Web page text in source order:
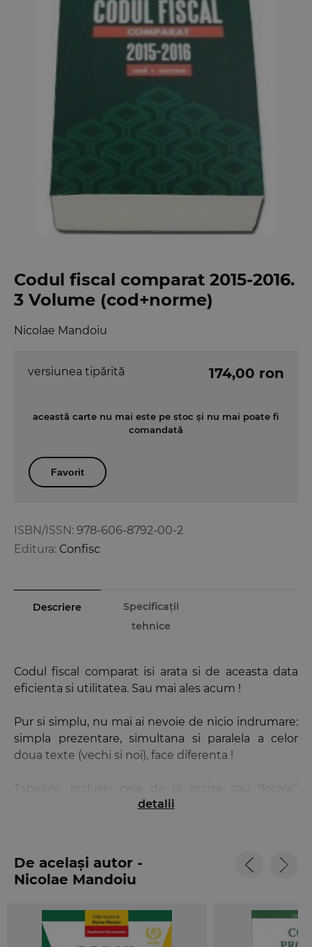
Codul fiscal comparat 2015-2016.
3 Volume (cod+norme)
Nicolae Mandoiu
ISBN/ISSN: 978-606-8792-00-2
Editura: Confisc
versiunea tipărită 174,00 ron
această carte nu mai este pe stoc și nu mai poate fi
comandată
Favorit
Descriere
Specificații
tehnice
Codul fiscal comparat isi arata si de aceasta data
eficienta si utilitatea. Sau mai ales acum !
Pur si simplu, nu mai ai nevoie de nicio indrumare:
simpla prezentare, simultana si paralela a celor
doua texte (vechi si noi), face diferenta !
Tabelele, inclusiv cele de la accize sau "locale”
includ, pentru comparatie, doua valori (2015/2016)
de articol in corespondenta (vechi si nou).
O simpla parcurgere a textului evidentiaza ce e
detalii
De același autor -
Nicolae Mandoiu